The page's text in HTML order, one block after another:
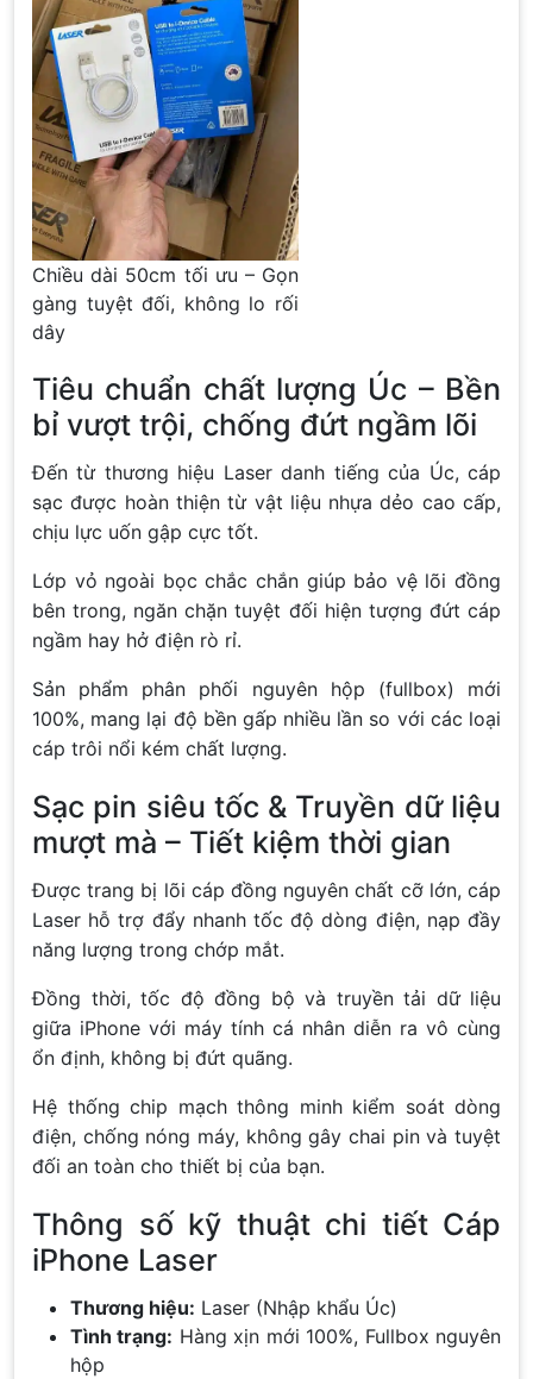
Chiều dài 50cm tối ưu – Gọn
gàng tuyệt đối, không lo rối
dây
Tiêu chuẩn chất lượng Úc – Bền
bỉ vượt trội, chống đứt ngầm lõi
Đến từ thương hiệu Laser danh tiếng của Úc, cáp
sạc được hoàn thiện từ vật liệu nhựa dẻo cao cấp,
chịu lực uốn gập cực tốt.
Lớp vỏ ngoài bọc chắc chắn giúp bảo vệ lõi đồng
bên trong, ngăn chặn tuyệt đối hiện tượng đứt cáp
ngầm hay hở điện rò rỉ.
Sản phẩm phân phối nguyên hộp (fullbox) mới
100%, mang lại độ bền gấp nhiều lần so với các loại
cáp trôi nổi kém chất lượng.
Sạc pin siêu tốc & Truyền dữ liệu
mượt mà – Tiết kiệm thời gian
Được trang bị lõi cáp đồng nguyên chất cỡ lớn, cáp
Laser hỗ trợ đẩy nhanh tốc độ dòng điện, nạp đầy
năng lượng trong chớp mắt.
Đồng thời, tốc độ đồng bộ và truyền tải dữ liệu
giữa iPhone với máy tính cá nhân diễn ra vô cùng
ổn định, không bị đứt quãng.
Hệ thống chip mạch thông minh kiểm soát dòng
điện, chống nóng máy, không gây chai pin và tuyệt
đối an toàn cho thiết bị của bạn.
Thông số kỹ thuật chi tiết Cáp
iPhone Laser
Thương hiệu: Laser (Nhập khẩu Úc)
Tình trạng: Hàng xịn mới 100%, Fullbox nguyên
hộp